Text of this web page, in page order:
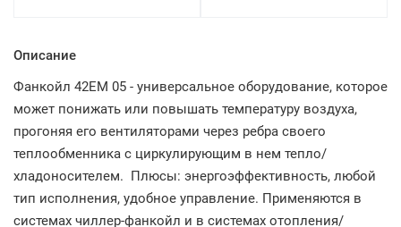
Описание
Фанкойл 42EM 05 - универсальное оборудование, которое
может понижать или повышать температуру воздуха,
прогоняя его вентиляторами через ребра своего
теплообменника с циркулирующим в нем тепло/
хладоносителем. Плюсы: энергоэффективность, любой
тип исполнения, удобное управление. Применяются в
системах чиллер-фанкойл и в системах отопления/